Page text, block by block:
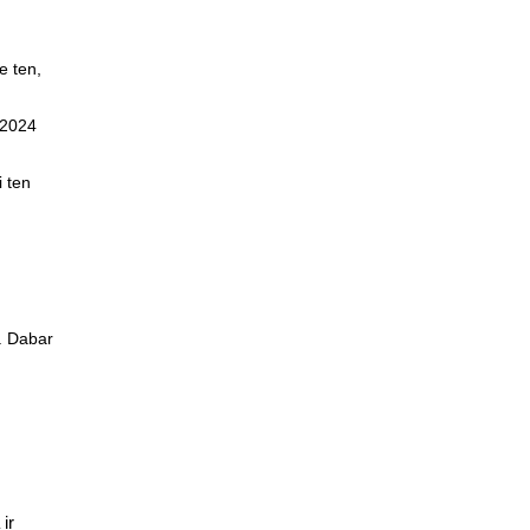
ten,
ten
Dabar
ir